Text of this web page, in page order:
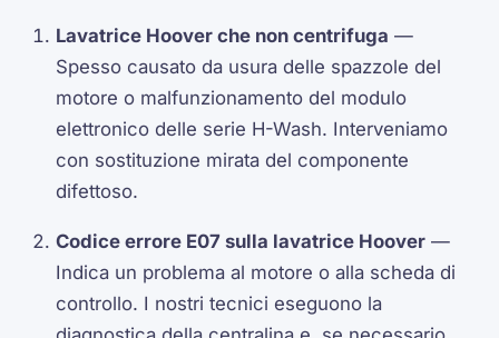
Lavatrice Hoover che non centrifuga —
Spesso causato da usura delle spazzole del
motore o malfunzionamento del modulo
elettronico delle serie H-Wash. Interveniamo
con sostituzione mirata del componente
difettoso.
Codice errore E07 sulla lavatrice Hoover —
Indica un problema al motore o alla scheda di
controllo. I nostri tecnici eseguono la